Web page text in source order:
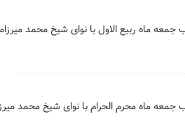
جمعه ماه ربیع الاول با نوای شیخ محمد
جمعه ماه محرم الحرام با نوای شیخ محمد